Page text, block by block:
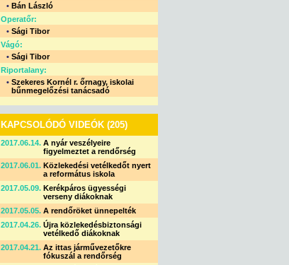
• Bán László
Operatőr:
• Sági Tibor
Vágó:
• Sági Tibor
Riportalany:
• Szekeres Kornél r. őrnagy, iskolai
bűnmegelőzési tanácsadó
KAPCSOLÓDÓ VIDEÓK (205)
2017.06.14. A nyár veszélyeire
figyelmeztet a rendőrség
2017.06.01. Közlekedési vetélkedőt nyert
a református iskola
2017.05.09. Kerékpáros ügyességi
verseny diákoknak
2017.05.05. A rendőröket ünnepelték
2017.04.26. Újra közlekedésbiztonsági
vetélkedő diákoknak
2017.04.21. Az ittas járművezetőkre
fókuszál a rendőrség